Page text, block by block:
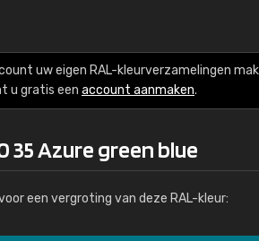
uw eigen RAL-kleurverzamelingen
u gratis een account aanmaken.
35 Azure green blue
een vergroting van deze RAL-kleur:
RAL